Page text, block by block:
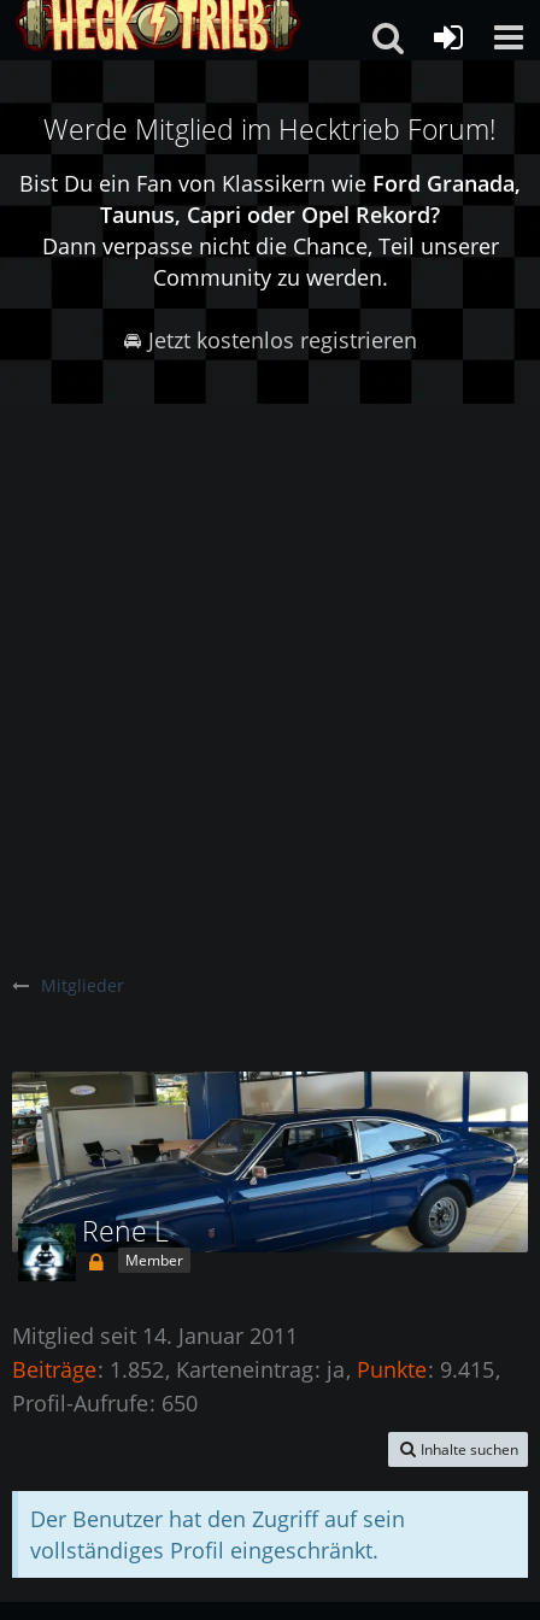
Werde Mitglied im Hecktrieb Forum!
Bist Du ein Fan von Klassikern wie Ford Granada,
Taunus, Capri oder Opel Rekord?
Dann verpasse nicht die Chance, Teil unserer
Community zu werden.
🚘 Jetzt kostenlos registrieren
Mitglieder
Rene L
Member
Mitglied seit 14. Januar 2011
Beiträge 1.852 Karteneintrag ja Punkte 9.415
Profil-Aufrufe 650
Inhalte suchen
Der Benutzer hat den Zugriff auf sein
vollständiges Profil eingeschränkt.